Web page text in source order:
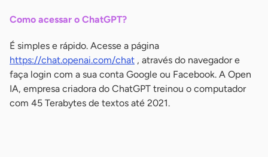
Como acessar o ChatGPT?
É simples e rápido. Acesse a página
https://chat.openai.com/chat , através do navegador e
faça login com a sua conta Google ou Facebook. A Open
IA, empresa criadora do ChatGPT treinou o computador
com 45 Terabytes de textos até 2021.